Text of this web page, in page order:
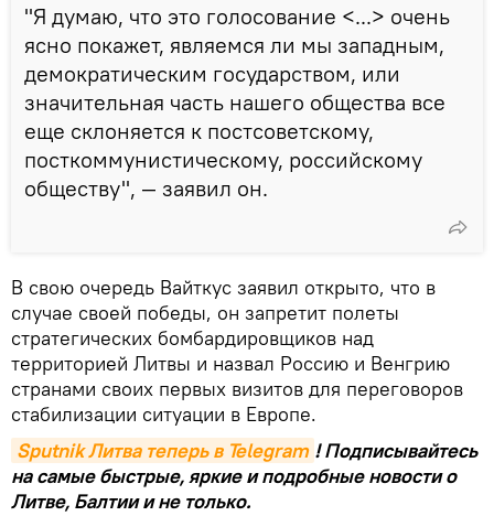
"Я думаю, что это голосование <...> очень
ясно покажет, являемся ли мы западным,
демократическим государством, или
значительная часть нашего общества все
еще склоняется к постсоветскому,
посткоммунистическому, российскому
обществу", — заявил он.
В свою очередь Вайткус заявил открыто, что в
случае своей победы, он запретит полеты
стратегических бомбардировщиков над
территорией Литвы и назвал Россию и Венгрию
странами своих первых визитов для переговоров
стабилизации ситуации в Европе.
Sputnik Литва теперь в Telegram ! Подписывайтесь
на самые быстрые, яркие и подробные новости о
Литве, Балтии и не только.